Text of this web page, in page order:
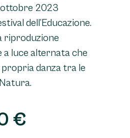
2023
dell’Educazione.
riproduzione
a luce alternata che
danza tra le
€